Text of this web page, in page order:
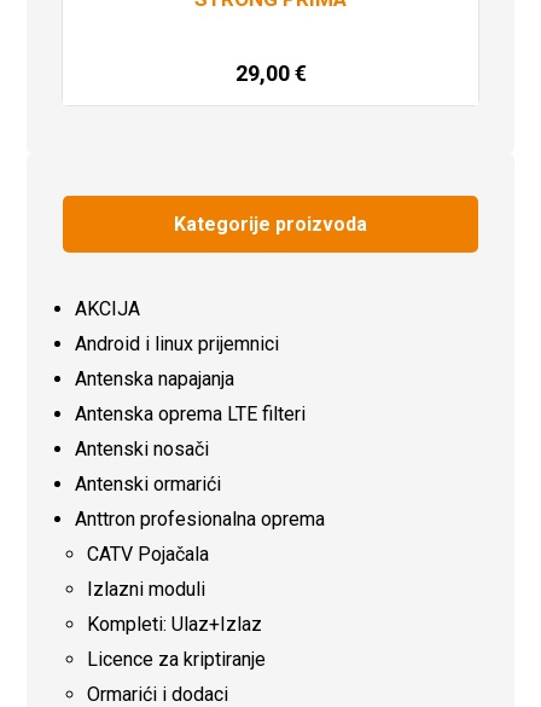
29,00€
Dodaj u košaricu
Kategorije proizvoda
AKCIJA
Android i linux prijemnici
Antenska napajanja
Antenska oprema LTE filteri
Antenski nosači
Antenski ormarići
Anttron profesionalna oprema
CATV Pojačala
Izlazni moduli
Kompleti: Ulaz+Izlaz
Licence za kriptiranje
Ormarići i dodaci